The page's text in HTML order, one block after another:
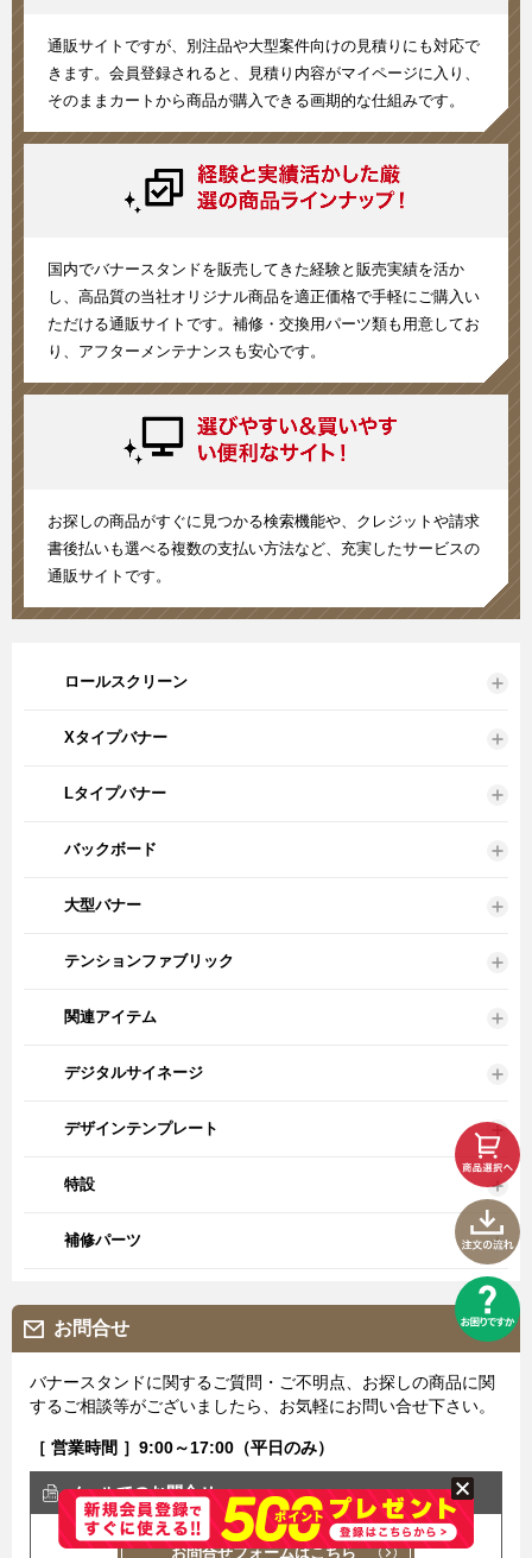
通販サイトですが、別注品や大型案件向けの見積りにも対応で
きます。会員登録されると、見積り内容がマイページに入り、
そのままカートから商品が購入できる画期的な仕組みです。
国内でバナースタンドを販売してきた経験と販売実績を活か
し、高品質の当社オリジナル商品を適正価格で手軽にご購入い
ただける通販サイトです。補修・交換用パーツ類も用意してお
り、アフターメンテナンスも安心です。
お探しの商品がすぐに見つかる検索機能や、クレジットや請求
書後払いも選べる複数の支払い方法など、充実したサービスの
通販サイトです。
ロールスクリーン
Xタイプバナー
Lタイプバナー
バックボード
大型バナー
テンションファブリック
関連アイテム
デジタルサイネージ
デザインテンプレート
特設
補修パーツ
お問合せ
バナースタンドに関するご質問・ご不明点、お探しの商品に関
するご相談等がございましたら、お気軽にお問い合せ下さい。
［ 営業時間 ］9:00～17:00（平日のみ）
メールでのお問合せ
お問合せフォームはこちら